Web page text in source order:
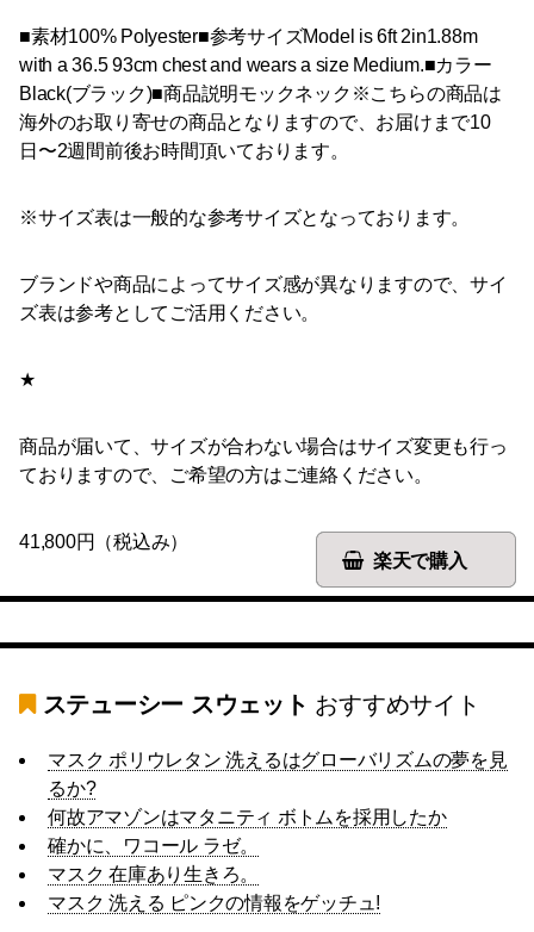
■素材100% Polyester■参考サイズModel is 6ft 2in1.88m
with a 36.5 93cm chest and wears a size Medium.■カラー
Black(ブラック)■商品説明モックネック※こちらの商品は
海外のお取り寄せの商品となりますので、お届けまで10
日〜2週間前後お時間頂いております。
※サイズ表は一般的な参考サイズとなっております。
ブランドや商品によってサイズ感が異なりますので、サイ
ズ表は参考としてご活用ください。
★
商品が届いて、サイズが合わない場合はサイズ変更も行っ
ておりますので、ご希望の方はご連絡ください。
楽天で購入
41,800円（税込み）
ステューシー スウェット おすすめサイト
マスク ポリウレタン 洗えるはグローバリズムの夢を見
るか?
何故アマゾンはマタニティ ボトムを採用したか
確かに、ワコール ラゼ。
マスク 在庫あり生きろ。
マスク 洗える ピンクの情報をゲッチュ!